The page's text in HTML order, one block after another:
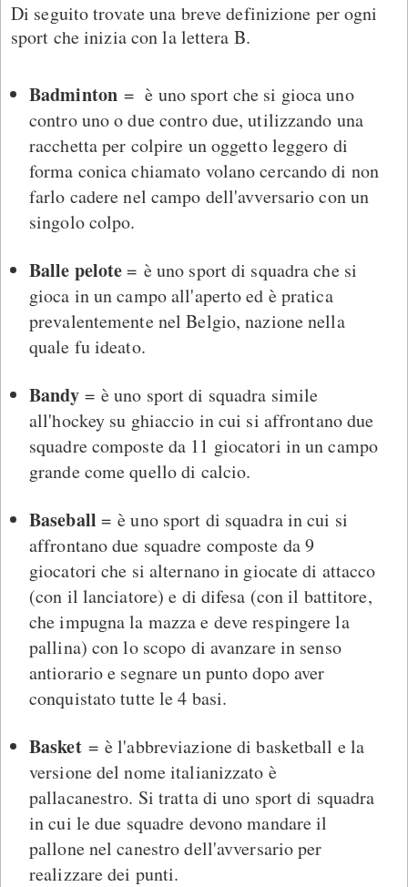
Di seguito trovate una breve definizione per ogni
sport che inizia con la lettera B.
Badminton = è uno sport che si gioca uno
contro uno o due contro due, utilizzando una
racchetta per colpire un oggetto leggero di
forma conica chiamato volano cercando di non
farlo cadere nel campo dell'avversario con un
singolo colpo.
Balle pelote= è uno sport di squadra che si
gioca in un campo all'aperto ed è pratica
prevalentemente nel Belgio, nazione nella
quale fu ideato.
Bandy = è uno sport di squadra simile
all'hockey su ghiaccio in cui si affrontano due
squadre composte da 11 giocatori in un campo
grande come quello di calcio.
Baseball = è uno sport di squadra in cui si
affrontano due squadre composte da 9
giocatori che si alternano in giocate di attacco
(con il lanciatore) e di difesa (con il battitore,
che impugna la mazza e deve respingere la
pallina) con lo scopo di avanzare in senso
antiorario e segnare un punto dopo aver
conquistato tutte le 4 basi.
Basket= è l'abbreviazione di basketball e la
versione del nome italianizzato è
pallacanestro. Si tratta di uno sport di squadra
in cui le due squadre devono mandare il
pallone nel canestro dell'avversario per
realizzare dei punti.